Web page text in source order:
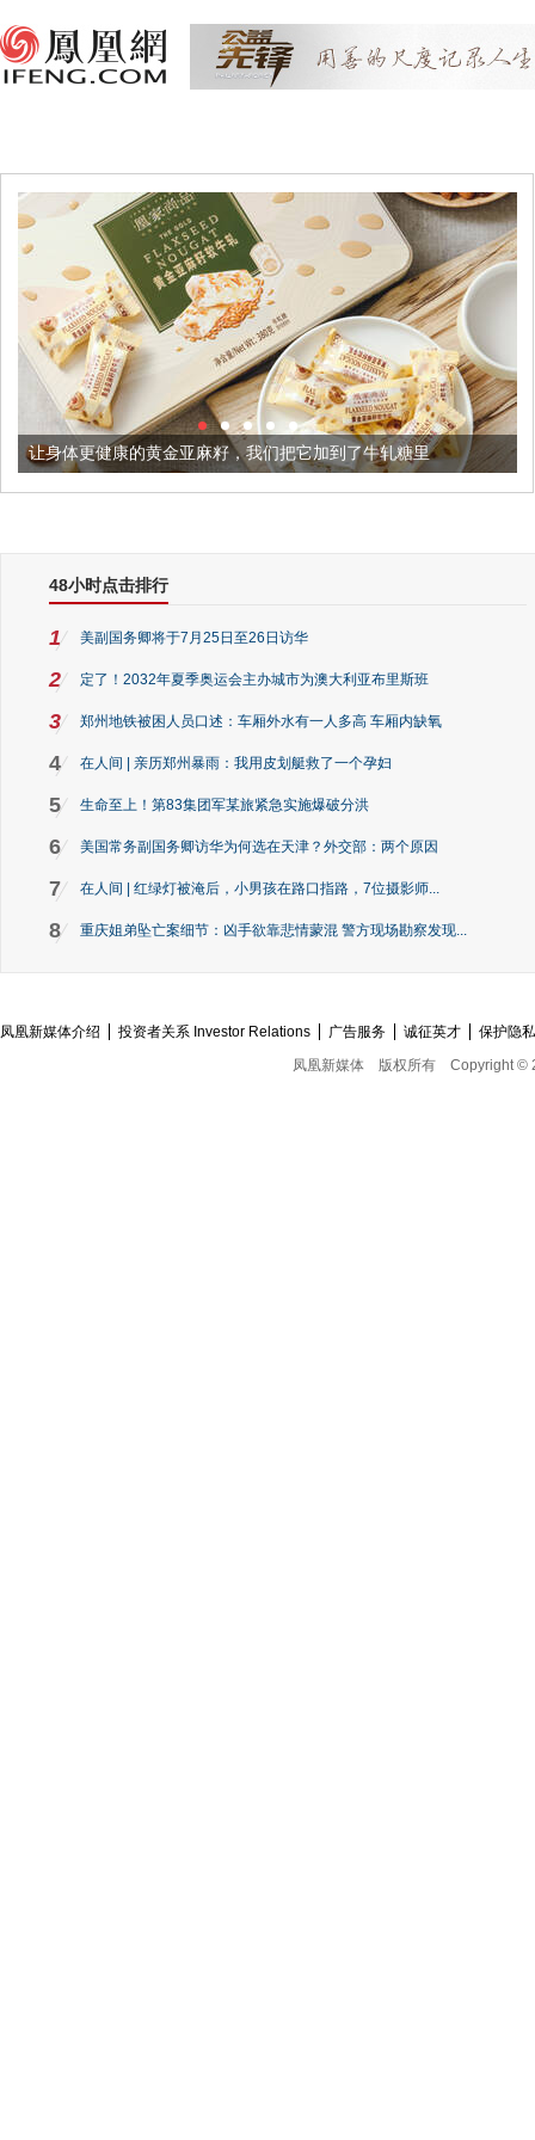
康的黄金亚麻籽，我们把它加到了牛轧糖里 被列入佛家七
48小时点击排行
1 美副国务卿将于7月25日至26日访华
2 定了！2032年夏季奥运会主办城市为澳大利亚布里斯班
3 郑州地铁被困人员口述：车厢外水有一人多高 车厢内缺氧
4 在人间 | 亲历郑州暴雨：我用皮划艇救了一个孕妇
5 生命至上！第83集团军某旅紧急实施爆破分洪
6 美国常务副国务卿访华为何选在天津？外交部：两个原因
7 在人间 | 红绿灯被淹后，小男孩在路口指路，7位摄影师...
8 重庆姐弟坠亡案细节：凶手欲靠悲情蒙混 警方现场勘察发现...
凤凰新媒体介绍 投资者关系 Investor Relations 广告服务 诚征英才
保护隐
凤凰新媒体
版权所有 Copyright ©